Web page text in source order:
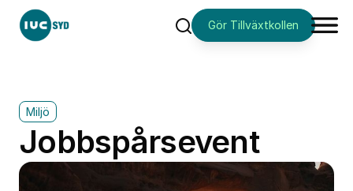
SökGör Tillväxtkollen
Miljö
Jobbspårsevent